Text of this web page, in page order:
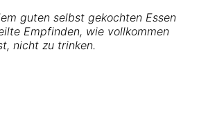
guten selbst gekochten Essen
Empfinden, wie vollkommen
nicht zu trinken.